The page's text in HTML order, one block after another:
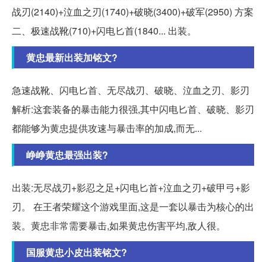
战刃(2140)+泣血之刃(1740)+破晓(3400)+破军(2950) 方案
二、极速战靴(710)+闪电匕首(1840... 出装。
黄忠最新出装加铭文?
急速战靴、闪电匕首、无尽战刃、破晓、泣血之刃、影刃
解析:这套装备的暴击能力很强,其中闪电匕首、破晓、影刃
都能够为黄忠提供攻速与暴击率的加成,而无...
峥峥黄忠最强出装?
出装:无尽战刃+影忍之足+闪电匕首+泣血之刃+破甲弓+影
刃。 在王者荣耀这个游戏里面,这是一套以暴击为核心的出
装。黄忠非常需要暴击,如果黄忠伤害平均,敌人很。
国服黄忠小皮出装铭文?